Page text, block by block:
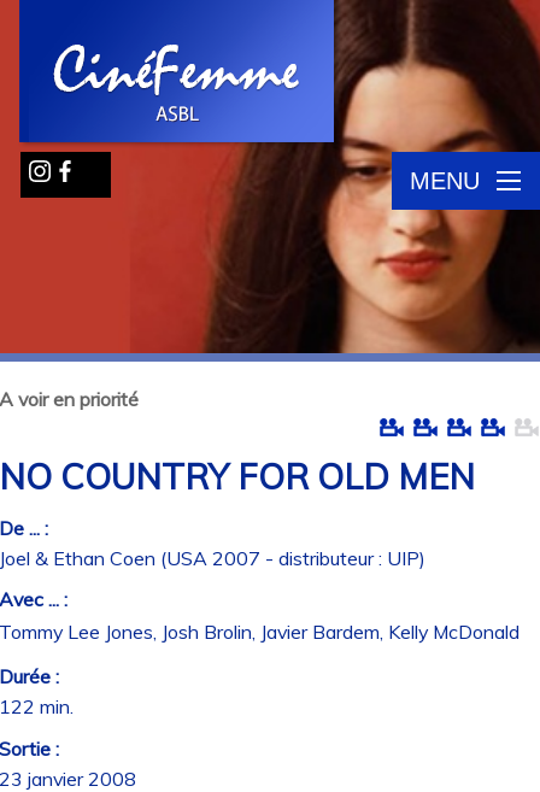
MENU
voir en priorité
COUNTRY FOR OLD MEN
... :
& Ethan Coen (USA 2007 - distributeur : UIP)
... :
Lee Jones, Josh Brolin, Javier Bardem, Kelly McDonald
:
min.
:
janvier 2008